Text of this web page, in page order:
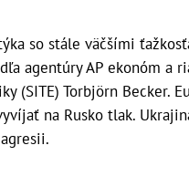
so stále väčšími
agentúry AP ekonóm a
(SITE) Torbjörn Becker.
na Rusko tlak.